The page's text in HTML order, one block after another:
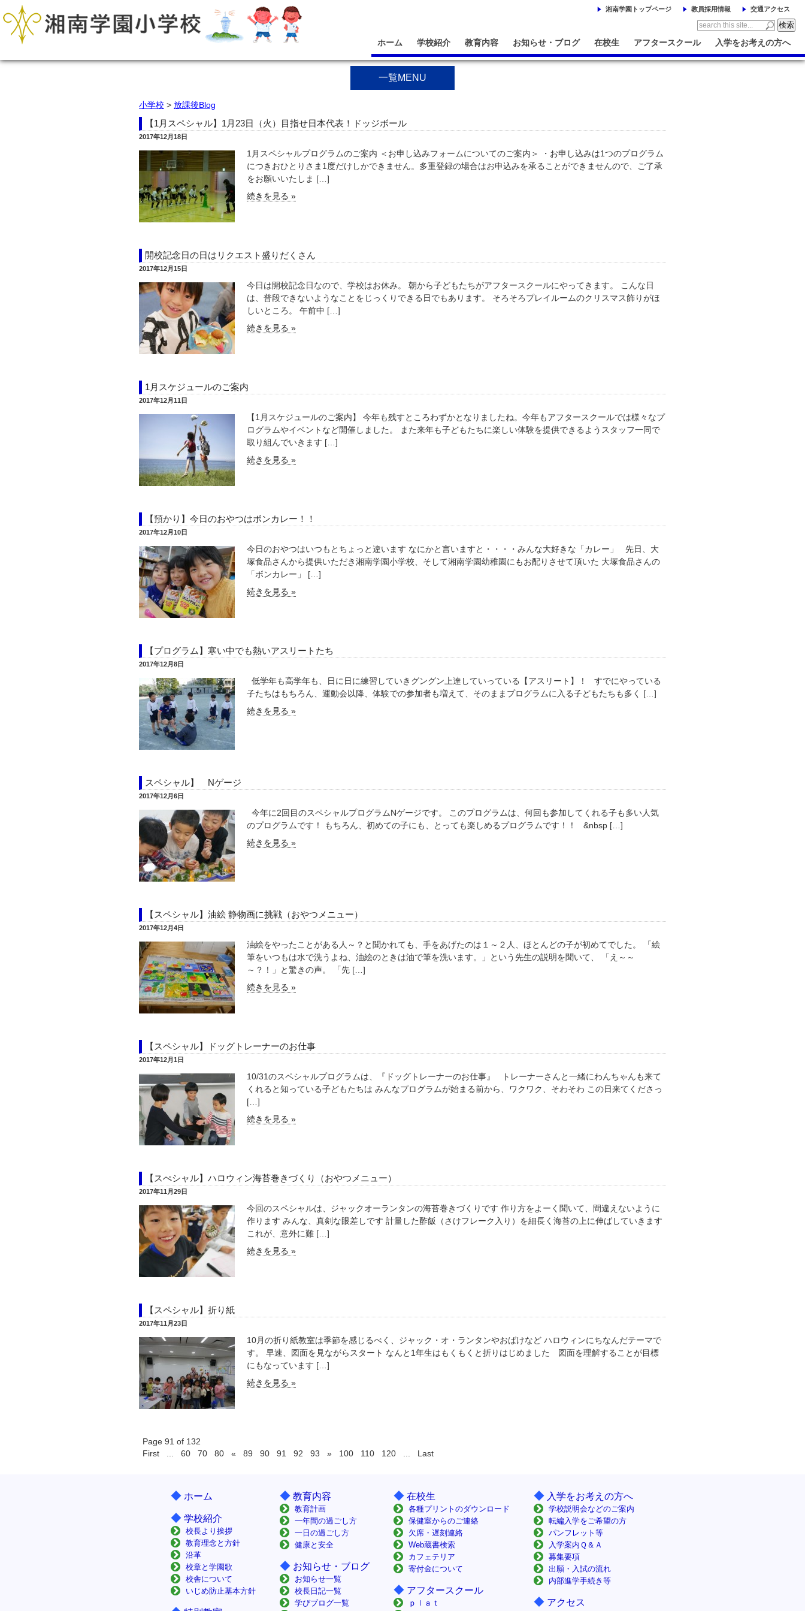
湘南学園トップページ 教員採用情報 交通アクセス
ホーム 学校紹介 教育内容 お知らせ・ブログ 在校生 アフタースクール 入学をお考えの方へ
一覧MENU
小学校 > 放課後Blog
【1月スペシャル】1月23日（火）目指せ日本代表！ドッジボール
2017年12月18日
1月スペシャルプログラムのご案内 ＜お申し込みフォームについてのご案内＞ ・お申し込みは1つのプログラム
につきおひとりさま1度だけしかできません。多重登録の場合はお申込みを承ることができませんので、ご了承
をお願いいたしま […]
続きを見る »
開校記念日の日はリクエスト盛りだくさん
2017年12月15日
今日は開校記念日なので、学校はお休み。 朝から子どもたちがアフタースクールにやってきます。 こんな日
は、普段できないようなことをじっくりできる日でもあります。 そろそろプレイルームのクリスマス飾りがほ
しいところ。 午前中 […]
続きを見る »
1月スケジュールのご案内
2017年12月11日
【1月スケジュールのご案内】 今年も残すところわずかとなりましたね。今年もアフタースクールでは様々なプ
ログラムやイベントなど開催しました。 また来年も子どもたちに楽しい体験を提供できるようスタッフ一同で
取り組んでいきます […]
続きを見る »
【預かり】今日のおやつはボンカレー！！
2017年12月10日
今日のおやつはいつもとちょっと違います なにかと言いますと・・・・みんな大好きな「カレー」 先日、大
塚食品さんから提供いただき湘南学園小学校、そして湘南学園幼稚園にもお配りさせて頂いた 大塚食品さんの
「ボンカレー」 […]
続きを見る »
【プログラム】寒い中でも熱いアスリートたち
2017年12月8日
低学年も高学年も、日に日に練習していきグングン上達していっている【アスリート】！ すでにやっている
子たちはもちろん、運動会以降、体験での参加者も増えて、そのままプログラムに入る子どもたちも多く […]
続きを見る »
スペシャル】 Nゲージ
2017年12月6日
今年に2回目のスペシャルプログラムNゲージです。 このプログラムは、何回も参加してくれる子も多い人気
のプログラムです！ もちろん、初めての子にも、とっても楽しめるプログラムです！！ &nbsp […]
続きを見る »
【スペシャル】油絵 静物画に挑戦（おやつメニュー）
2017年12月4日
油絵をやったことがある人～？と聞かれても、手をあげたのは１～２人、ほとんどの子が初めてでした。 「絵
筆をいつもは水で洗うよね、油絵のときは油で筆を洗います。」という先生の説明を聞いて、 「え～～
～？！」と驚きの声。 「先 […]
続きを見る »
【スペシャル】ドッグトレーナーのお仕事
2017年12月1日
10/31のスペシャルプログラムは、『ドッグトレーナーのお仕事』 トレーナーさんと一緒にわんちゃんも来て
くれると知っている子どもたちは みんなプログラムが始まる前から、ワクワク、そわそわ この日来てくださっ
[…]
続きを見る »
【スぺシャル】ハロウィン海苔巻きづくり（おやつメニュー）
2017年11月29日
今回のスペシャルは、ジャックオーランタンの海苔巻きづくりです 作り方をよーく聞いて、間違えないように
作ります みんな、真剣な眼差しです 計量した酢飯（さけフレーク入り）を細長く海苔の上に伸ばしていきます
これが、意外に難 […]
続きを見る »
【スペシャル】折り紙
2017年11月23日
10月の折り紙教室は季節を感じるべく、ジャック・オ・ランタンやおばけなど ハロウィンにちなんだテーマで
す。 早速、図面を見ながらスタート なんと1年生はもくもくと折りはじめました 図面を理解することが目標
にもなっています […]
続きを見る »
Page 91 of 132
First
60 70 80 « 89 90 91 92 93 » 100 110 120 Last
◆ ホーム
◆ 学校紹介
校長より挨拶
教育理念と方針
沿革
校章と学園歌
校舎について
いじめ防止基本方針
◆ 教育内容
教育計画
一年間の過ごし方
一日の過ごし方
健康と安全
◆ お知らせ・ブログ
お知らせ一覧
校長日記一覧
学びブログ一覧
◆ 在校生
各種プリントのダウンロード
保健室からのご連絡
欠席・遅刻連絡
Web蔵書検索
カフェテリア
寄付金について
◆ アフタースクール
ｐｌａｔ
◆ 入学をお考えの方へ
学校説明会などのご案内
転編入学をご希望の方
パンフレット等
入学案内Ｑ＆Ａ
募集要項
出願・入試の流れ
内部進学手続き等
◆ アクセス